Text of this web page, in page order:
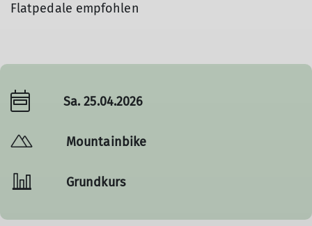
Flatpedale empfohlen
Sa. 25.04.2026
Mountainbike
Grundkurs